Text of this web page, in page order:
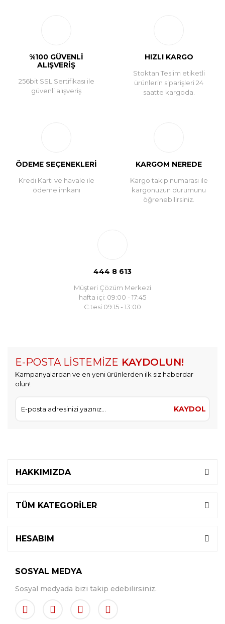
%100 GÜVENLİ
ALIŞVERİŞ
256bit SSL Sertifikası ile
güvenli alışveriş
HIZLI KARGO
Stoktan Teslim etiketli
ürünlerin siparişleri 24
saatte kargoda.
ÖDEME SEÇENEKLERİ
Kredi Kartı ve havale ile
ödeme imkanı
KARGOM NEREDE
Kargo takip numarası ile
kargonuzun durumunu
öğrenebilirsiniz.
444 8 613
Müşteri Çözüm Merkezi
hafta içi: 09:00 - 17:45
C.tesi 09:15 - 13:00
E-POSTA LİSTEMİZE KAYDOLUN!
Kampanyalardan ve en yeni ürünlerden ilk siz haberdar
olun!
KAYDOL
HAKKIMIZDA
TÜM KATEGORİLER
HESABIM
SOSYAL MEDYA
Sosyal medyada bizi takip edebilirsiniz.